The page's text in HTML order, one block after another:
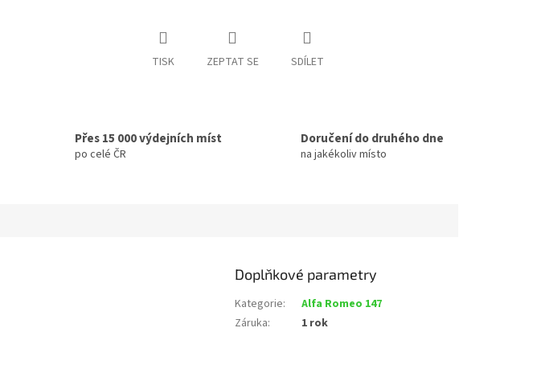
TISK ZEPTAT SE SDÍLET
Přes 15 000 výdejních míst
po celé ČR
Doručení do druhého dne
na jakékoliv místo
Doplňkové parametry
Kategorie:
Alfa Romeo 147
Záruka: 1 rok